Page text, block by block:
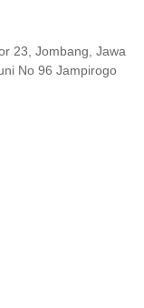
23, Jombang, Jawa
No 96 Jampirogo